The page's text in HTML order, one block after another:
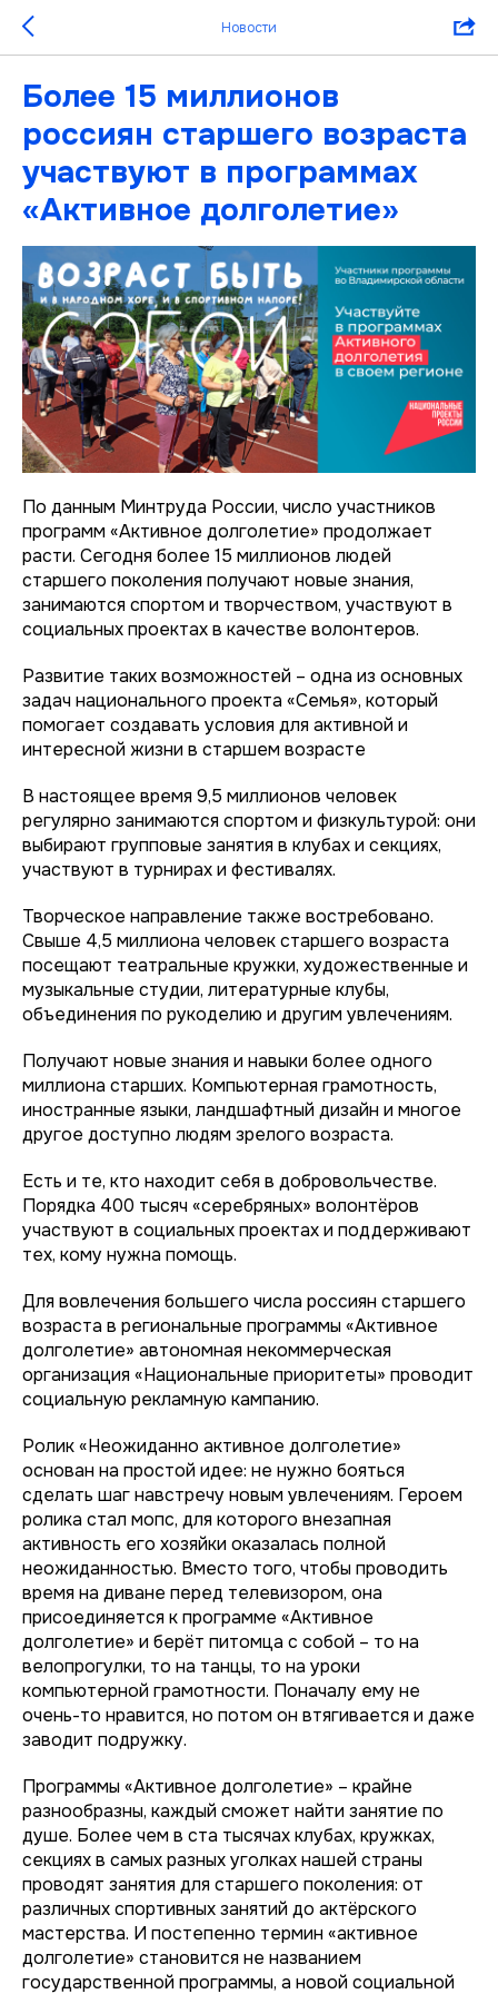
Новости
Более 15 миллионов
россиян старшего возраста
участвуют в программах
«Активное долголетие»
По данным Минтруда России, число участников
программ «Активное долголетие» продолжает
расти. Сегодня более 15 миллионов людей
старшего поколения получают новые знания,
занимаются спортом и творчеством, участвуют в
социальных проектах в качестве волонтеров.
Развитие таких возможностей – одна из основных
задач национального проекта «Семья», который
помогает создавать условия для активной и
интересной жизни в старшем возрасте
В настоящее время 9,5 миллионов человек
регулярно занимаются спортом и физкультурой: они
выбирают групповые занятия в клубах и секциях,
участвуют в турнирах и фестивалях.
Творческое направление также востребовано.
Свыше 4,5 миллиона человек старшего возраста
посещают театральные кружки, художественные и
музыкальные студии, литературные клубы,
объединения по рукоделию и другим увлечениям.
Получают новые знания и навыки более одного
миллиона старших. Компьютерная грамотность,
иностранные языки, ландшафтный дизайн и многое
другое доступно людям зрелого возраста.
Есть и те, кто находит себя в добровольчестве.
Порядка 400 тысяч «серебряных» волонтёров
участвуют в социальных проектах и поддерживают
тех, кому нужна помощь.
Для вовлечения большего числа россиян старшего
возраста в региональные программы «Активное
долголетие» автономная некоммерческая
организация «Национальные приоритеты» проводит
социальную рекламную кампанию.
Ролик «Неожиданно активное долголетие»
основан на простой идее: не нужно бояться
сделать шаг навстречу новым увлечениям. Героем
ролика стал мопс, для которого внезапная
активность его хозяйки оказалась полной
неожиданностью. Вместо того, чтобы проводить
время на диване перед телевизором, она
присоединяется к программе «Активное
долголетие» и берёт питомца с собой – то на
велопрогулки, то на танцы, то на уроки
компьютерной грамотности. Поначалу ему не
очень-то нравится, но потом он втягивается и даже
заводит подружку.
Программы «Активное долголетие» – крайне
разнообразны, каждый сможет найти занятие по
душе. Более чем в ста тысячах клубах, кружках,
секциях в самых разных уголках нашей страны
проводят занятия для старшего поколения: от
различных спортивных занятий до актёрского
мастерства. И постепенно термин «активное
долголетие» становится не названием
государственной программы, а новой социальной